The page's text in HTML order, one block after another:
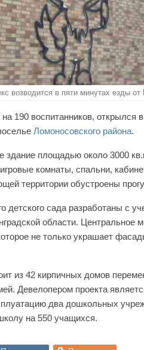
возводится в пяти минутах езды
190 воспитанников, открылся
Ломоносовского района.
здание площадью около 3000
комнаты, спальни,
территории обустроены
детского сада разработаны с
области.
не только украшает
из 42 кирпичных домов
Девелопером проекта
два дошкольных
на 550 учащихся.